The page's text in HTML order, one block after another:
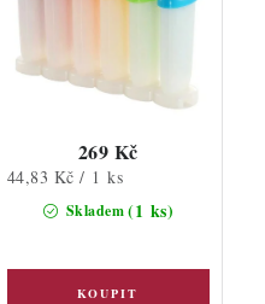
Skladem(1 ks)
269 Kč
Měrná
44,83 Kč / 1 ks